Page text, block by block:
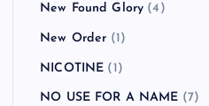
New Found Glory (4)
New Order (1)
NICOTINE (1)
NO USE FOR A NAME (7)